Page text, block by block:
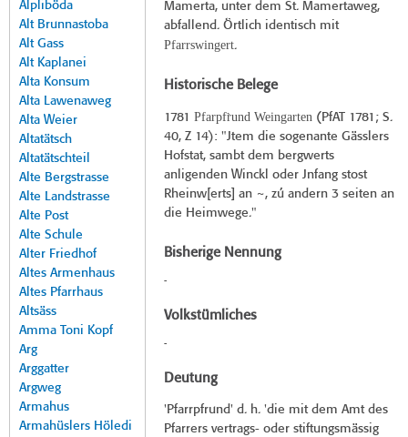
Älpliböda
Alt Brunnastoba
Alt Gass
Alt Kaplanei
Alta Konsum
Alta Lawenaweg
Alta Weier
Altatätsch
Altatätschteil
Alte Bergstrasse
Alte Landstrasse
Alte Post
Alte Schule
Alter Friedhof
Altes Armenhaus
Altes Pfarrhaus
Altsäss
Amma Toni Kopf
Arg
Arggatter
Argweg
Armahus
Armahüslers Höledi
Mamerta, unter dem St. Mamertaweg,
abfallend. Örtlich identisch mit
Pfarrswingert.
Historische Belege
1781 Pfarpfr̀und Weingarten( PfAT 1781 ; S.
40, Z 14): "Jtem die sogenante Gässlers
Hofstat, sambt dem bergwerts
anligenden Winckl oder Jnfang stost
Rheinw[erts] an ~, zú andern 3 seiten an
die Heimwege."
Bisherige Nennung
-
Volkstümliches
-
Deutung
'Pfarrpfrund' d. h. 'die mit dem Amt des
Pfarrers vertrags- oder stiftungsmässig